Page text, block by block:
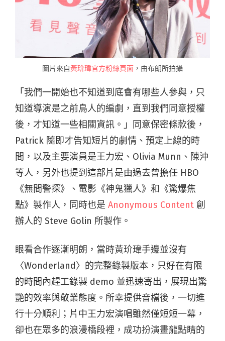
圖片來自黃玠瑋官方粉絲頁面 ，由布朗所拍攝
「我們一開始也不知道到底會有哪些人參與，只
知道導演是之前鳥人的編劇，直到我們同意授權
後，才知道一些相關資訊。」同意保密條款後，
Patrick 隨即才告知短片的劇情、預定上線的時
間，以及主要演員是王力宏、Olivia Munn、陳沖
等人，另外也提到這部片是由過去曾擔任 HBO
《無間警探》、電影《神鬼獵人》和《驚爆焦
點》製作人，同時也是 Anonymous Content 創
辦人的 Steve Golin 所製作。
眼看合作逐漸明朗，當時黃玠瑋手邊並沒有
〈Wonderland〉的完整錄製版本，只好在有限
的時間內趕工錄製 demo 並迅速寄出，展現出驚
艷的效率與敬業態度。所幸提供音檔後，一切進
行十分順利；片中王力宏演唱雖然僅短短一幕，
卻也在眾多的浪漫橋段裡，成功扮演畫龍點睛的